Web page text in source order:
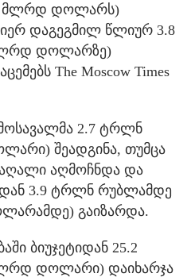
მლრდ დოლარს)
დაგეგმილ წლიურ 3.8
დოლარზე)
The Moscow Times
2.7 ტრლნ
შეადგინა, თუმცა
აღმოჩნდა და
3.9 ტრლნ რუბლამდე
გაიზარდა.
ბიუჯეტიდან 25.2
დოლარი) დაიხარჯა